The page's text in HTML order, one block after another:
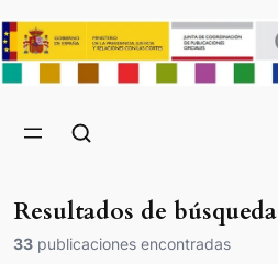
Resultados de búsqueda
33 publicaciones encontradas